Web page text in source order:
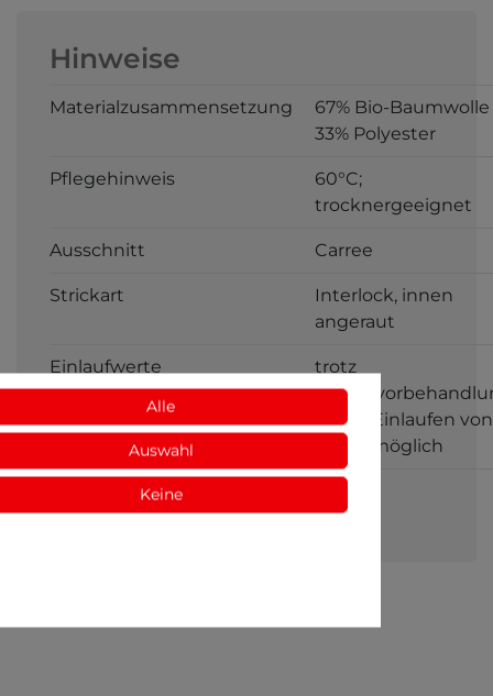
Hinweise
Materialzusammensetzung
67% Bio-Baumwolle
33% Polyester
Pflegehinweis
60°C;
trocknergeeignet
Ausschnitt Carree
Strickart
Interlock, innen
angeraut
Einlaufwerte
trotz
ist ein Einlaufen von
ca. 5% möglich
Geschlecht
Alle
Auswahl
Keine